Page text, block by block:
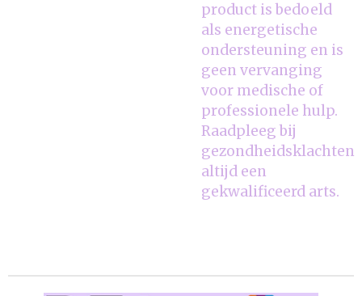
product is bedoeld
als energetische
ondersteuning en is
geen vervanging
voor medische of
professionele hulp.
Raadpleeg bij
gezondheidsklachten
altijd een
gekwalificeerd arts.